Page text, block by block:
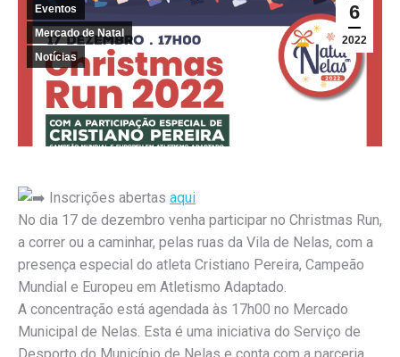
6
2022
Eventos
Mercado de Natal
Notícias
Inscrições abertas aqui
No dia 17 de dezembro venha participar no Christmas Run,
a correr ou a caminhar, pelas ruas da Vila de Nelas, com a
presença especial do atleta Cristiano Pereira, Campeão
Mundial e Europeu em Atletismo Adaptado.
A concentração está agendada às 17h00 no Mercado
Municipal de Nelas. Esta é uma iniciativa do Serviço de